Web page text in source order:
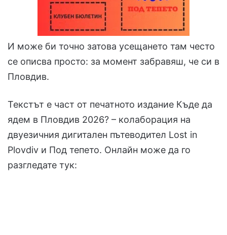
И може би точно затова усещането там често
се описва просто: за момент забравяш, че си в
Пловдив.
Текстът е част от печатното издание Къде да
ядем в Пловдив 2026? – колаборация на
двуезичния дигитален пътеводител Lost in
Plovdiv и Под тепето. Онлайн може да го
разгледате тук: